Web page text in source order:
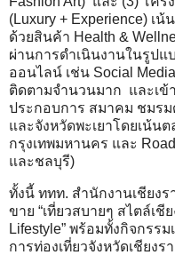
(Luxury + Experience) เ
ด้วยสินค้า Health &
ผ่านการดำเนินงานในรูป
ออนไลน์ เช่น Social
ติดตามจำนวนมาก และเข้
ประกอบการ สมาคม ชมรม
และจังหวัดพะเยาโดยเน้น
กรุงเทพมหานคร และ
และชลบุรี)
ทั้งนี้ ททท. สำนักงานเชียง
ขาย “เที่ยวสบายๆ สไตล์เชี
Lifestyle” พร้อมทั้งกิจกรร
การท่องเที่ยวจังหวัดเชียง